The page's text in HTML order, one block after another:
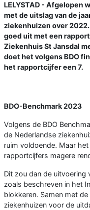
LELYSTAD - Afgelopen
met de uitslag van de
ziekenhuizen over
goed uit met een
Ziekenhuis St Jansdal
doet het volgens BDO
het rapportcijfer een 7.
BDO-Benchmark 2023
Volgens de BDO
de Nederlandse
ruim voldoende. Maar
rapportcijfers magere
Dit zou dan de uitvoering
zoals beschreven in het
blokkeren. Samen met
ziekenhuizen voor de